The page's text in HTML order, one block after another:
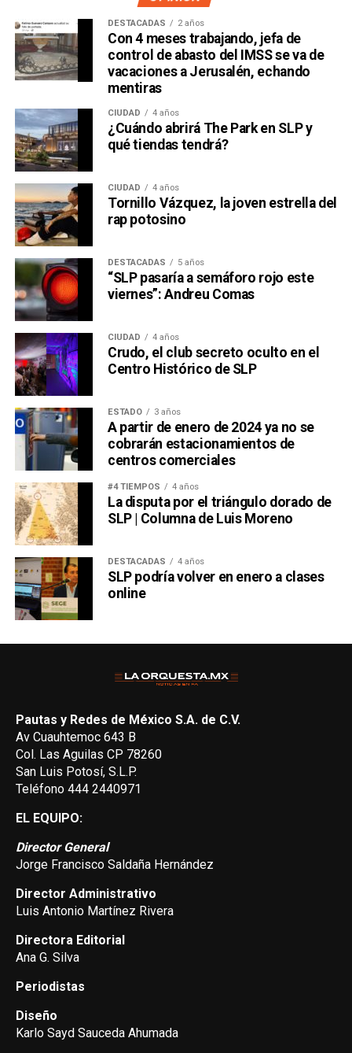
DESTACADAS 2 años
Con 4 meses trabajando, jefa de
control de abasto del IMSS se va de
vacaciones a Jerusalén, echando
mentiras
CIUDAD 4 años
¿Cuándo abrirá The Park en SLP y
qué tiendas tendrá?
CIUDAD 4 años
Tornillo Vázquez, la joven estrella del
rap potosino
DESTACADAS 5 años
“SLP pasaría a semáforo rojo este
viernes”: Andreu Comas
CIUDAD 4 años
Crudo, el club secreto oculto en el
Centro Histórico de SLP
ESTADO 3 años
A partir de enero de 2024 ya no se
cobrarán estacionamientos de
centros comerciales
#4 TIEMPOS 4 años
La disputa por el triángulo dorado de
SLP | Columna de Luis Moreno
DESTACADAS 4 años
SLP podría volver en enero a clases
online
Pautas y Redes de México S.A. de C.V.
Av Cuauhtemoc 643 B
Col. Las Aguilas CP 78260
San Luis Potosí, S.L.P.
Teléfono 444 2440971
EL EQUIPO:
Director General
Jorge Francisco Saldaña Hernández
Director Administrativo
Luis Antonio Martínez Rivera
Directora Editorial
Ana G. Silva
Periodistas
Diseño
Karlo Sayd Sauceda Ahumada